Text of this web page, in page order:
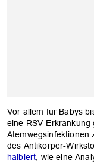
Vor allem für Babys
eine RSV-
Atemwegsinfektionen
des Antikörper-
halbiert , wie eine